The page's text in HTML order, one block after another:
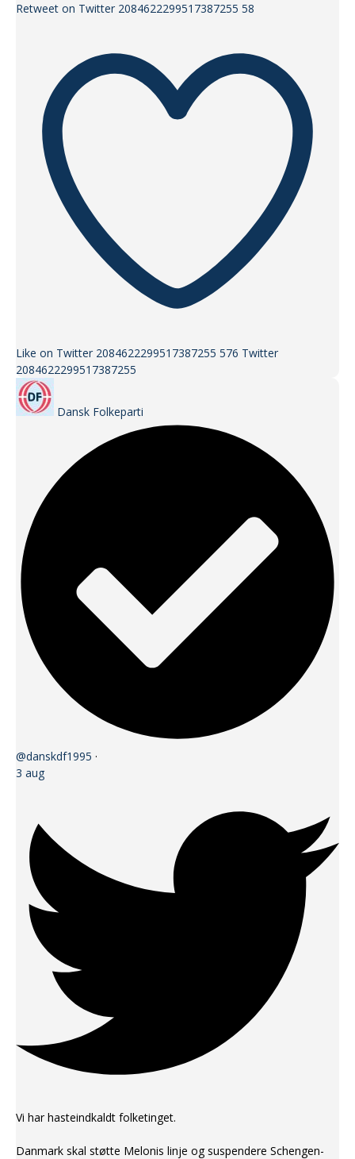
Retweet on Twitter 2084622299517387255 58
Like on Twitter 2084622299517387255 576 Twitter
2084622299517387255
Dansk Folkeparti
@danskdf1995 ·
3 aug
Vi har hasteindkaldt folketinget.
Danmark skal støtte Melonis linje og suspendere Schengen-